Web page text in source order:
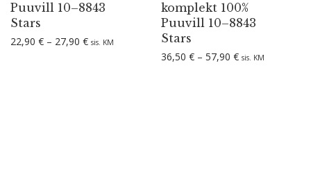
Puuvill 10–8843
Stars
22,90 € – 27,90 €Hinnavahemik: 22,90 € kuni 27,90 €
sis. KM
komplekt 100%
Puuvill 10–8843
Stars
36,50 € – 57,90 €Hinnavahemik:
sis. KM